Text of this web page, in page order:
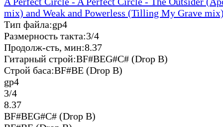
mix) and Weak and Powerless (Tilling My Grave
Тип файла:gp4
Размерность такта:3/4
Продолж-сть, мин:8.37
Гитарный строй:BF#BEG#C# (Drop B)
Строй баса:BF#BE (Drop B)
gp4
3/4
8.37
BF#BEG#C# (Drop B)